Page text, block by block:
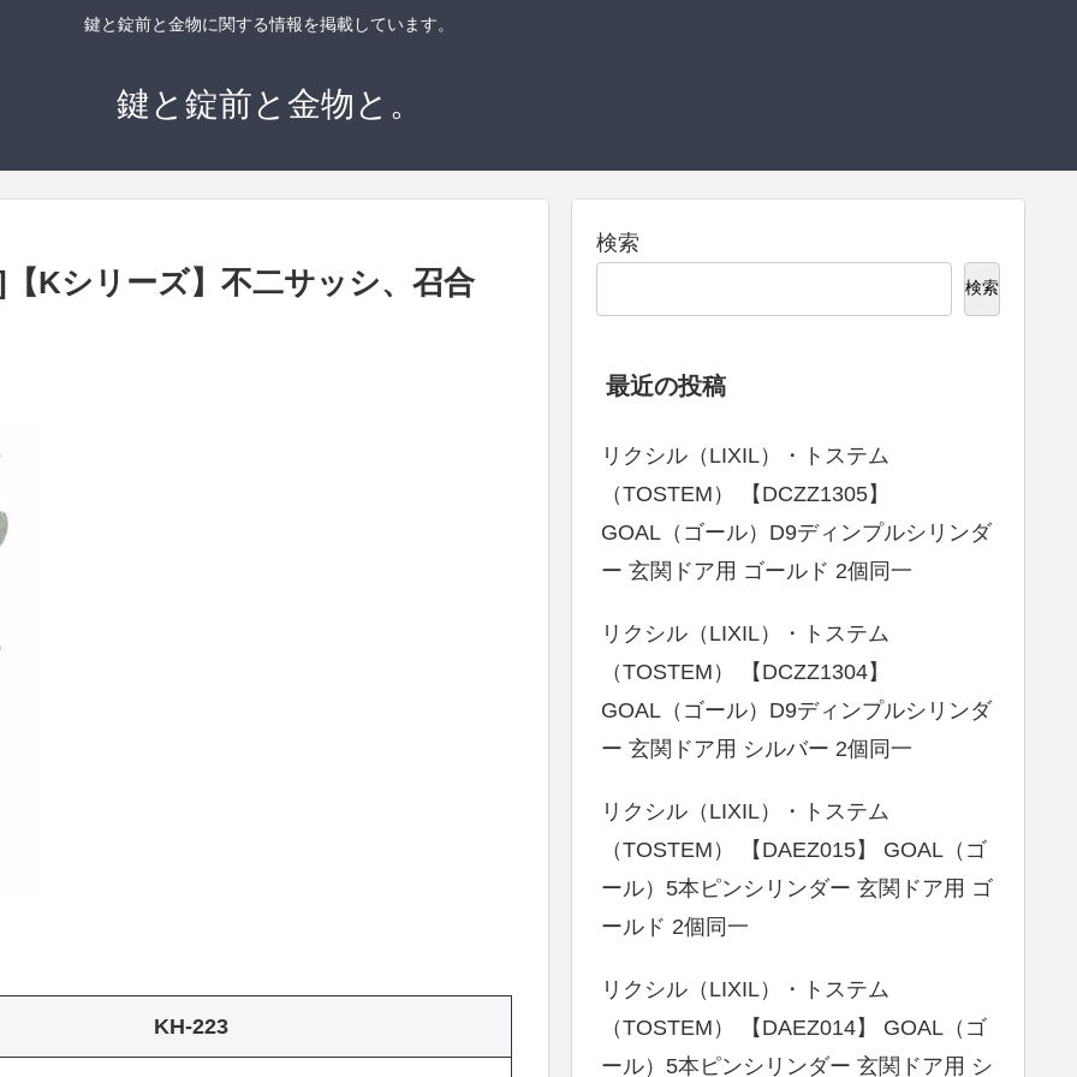
鍵と錠前と金物に関する情報を掲載しています。
鍵と錠前と金物と。
Kシリーズ】不二サッシ、召合
KH-223
検索
検索
最近の投稿
リクシル（LIXIL）・トステム
（TOSTEM） 【DCZZ1305】
GOAL（ゴール）D9ディンプルシリンダ
ー 玄関ドア用 ゴールド 2個同一
リクシル（LIXIL）・トステム
（TOSTEM） 【DCZZ1304】
GOAL（ゴール）D9ディンプルシリンダ
ー 玄関ドア用 シルバー 2個同一
リクシル（LIXIL）・トステム
（TOSTEM） 【DAEZ015】 GOAL（ゴ
ール）5本ピンシリンダー 玄関ドア用 ゴ
ールド 2個同一
リクシル（LIXIL）・トステム
（TOSTEM） 【DAEZ014】 GOAL（ゴ
ール）5本ピンシリンダー 玄関ドア用 シ